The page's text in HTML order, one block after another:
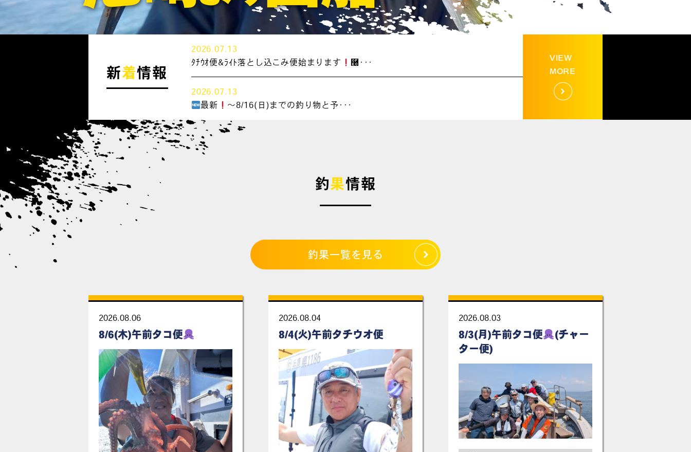
新着情報
2026.07.13
ﾀﾁｳｵ便&ﾗｲﾄ落とし込こみ便始まります
࿠･･･
2026.07.13
最新
～8/16(日)までの釣り物と予･･･
VIEW
MORE
釣果情報
釣果一覧を見る
2026.08.06
8/6(木)午前タコ便
2026.08.04
8/4(火)午前タチウオ便
2026.08.03
8/3(月)午前タコ便
(チャー
ター便)